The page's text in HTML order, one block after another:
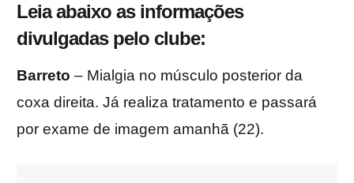
Leia abaixo as informações
divulgadas pelo clube:
Barreto – Mialgia no músculo posterior da
coxa direita. Já realiza tratamento e passará
por exame de imagem amanhã (22).